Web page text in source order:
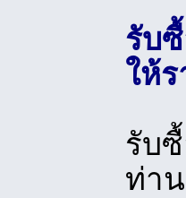
รับ
ให้
รับ
ท่า